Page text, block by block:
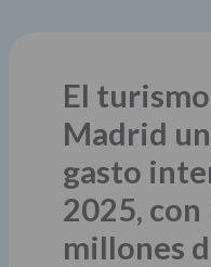
El
Madrid
gasto
2025, con
millones